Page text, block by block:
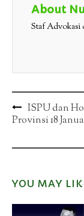
About
Staf Advokasi
PostISPU dan
Provinsi 18
YOU MAY